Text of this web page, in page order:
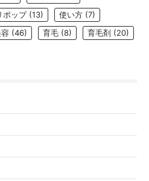
ポップ(13) 使い方 (7)
(46) 育毛 (8) 育毛剤 (20)